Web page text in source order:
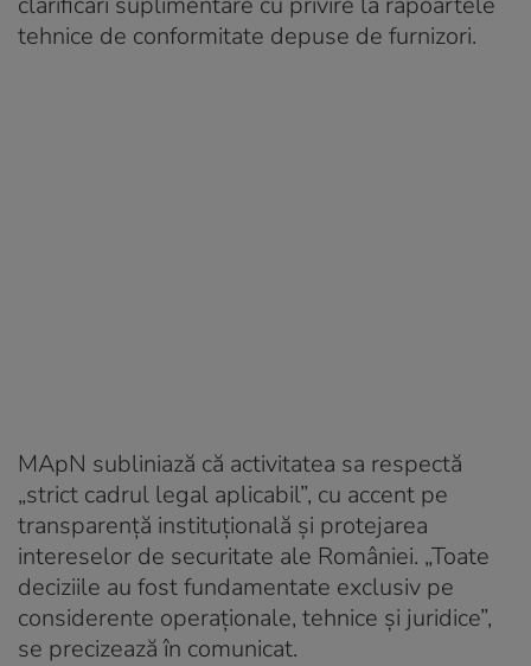
tehnice de conformitate depuse de furnizori.
MApN subliniază că activitatea sa respectă
„strict cadrul legal aplicabil”, cu accent pe
transparență instituțională și protejarea
intereselor de securitate ale României. „Toate
deciziile au fost fundamentate exclusiv pe
considerente operaționale, tehnice și juridice”,
se precizează în comunicat.